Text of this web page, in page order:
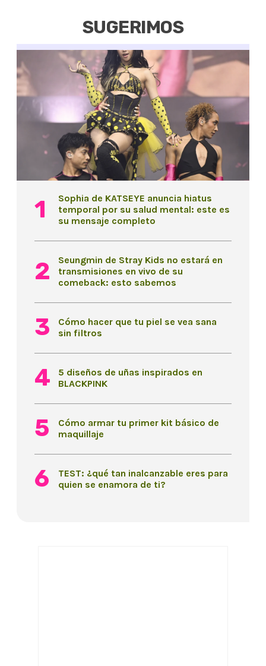
SUGERIMOS
Sophia de KATSEYE anuncia hiatus
temporal por su salud mental: este es
su mensaje completo
Seungmin de Stray Kids no estará en
transmisiones en vivo de su
comeback: esto sabemos
Cómo hacer que tu piel se vea sana
sin filtros
5 diseños de uñas inspirados en
BLACKPINK
Cómo armar tu primer kit básico de
maquillaje
TEST: ¿qué tan inalcanzable eres para
quien se enamora de ti?